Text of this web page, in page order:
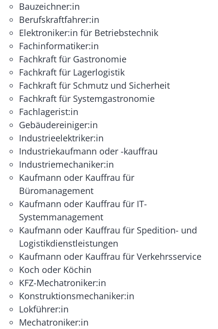
Bauzeichner:in
Berufskraftfahrer:in
Elektroniker:in für Betriebstechnik
Fachinformatiker:in
Fachkraft für Gastronomie
Fachkraft für Lagerlogistik
Fachkraft für Schmutz und Sicherheit
Fachkraft für Systemgastronomie
Fachlagerist:in
Gebäudereiniger:in
Industrieelektriker:in
Industriekaufmann oder -kauffrau
Industriemechaniker:in
Kaufmann oder Kauffrau für
Büromanagement
Kaufmann oder Kauffrau für IT-
Systemmanagement
Kaufmann oder Kauffrau für Spedition- und
Logistikdienstleistungen
Kaufmann oder Kauffrau für Verkehrsservice
Koch oder Köchin
KFZ-Mechatroniker:in
Konstruktionsmechaniker:in
Lokführer:in
Mechatroniker:in